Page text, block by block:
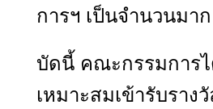
การฯ เป็นจำนวนมาก
บัดนี้ คณะกรรมการ
เหมาะสมเข้ารับรางวั